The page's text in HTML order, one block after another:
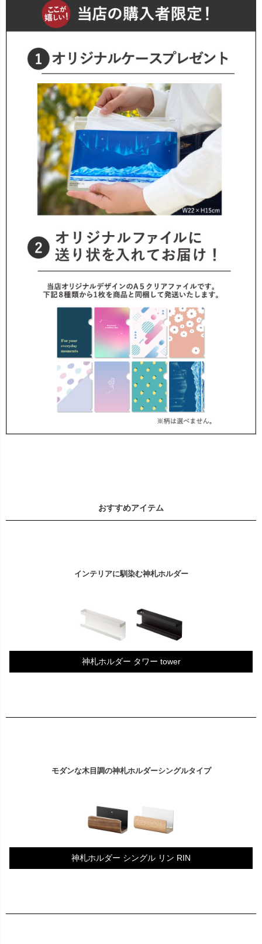
おすすめアイテム
インテリアに馴染む神札ホルダー
神札ホルダー タワー tower
モダンな木目調の神札ホルダーシングルタイプ
神札ホルダー シングル リン RIN